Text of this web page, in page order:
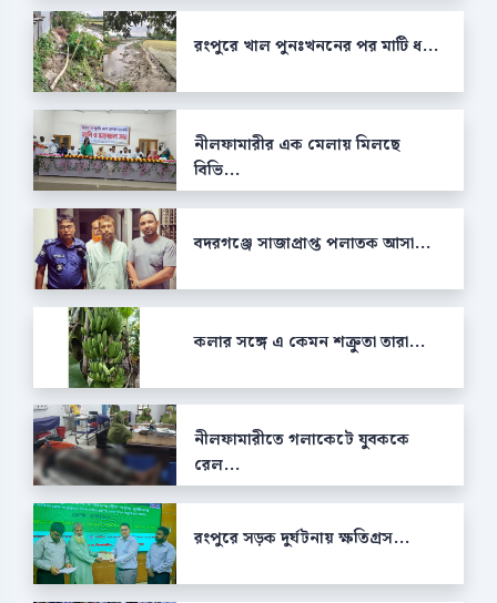
রংপুরে খাল পুনঃখননের পর মাটি ধ...
নীলফামারীর এক মেলায় মিলছে
বিভি...
বদরগঞ্জে সাজাপ্রাপ্ত পলাতক আসা...
কলার সঙ্গে এ কেমন শক্রুতা তারা...
নীলফামারীতে গলাকেটে যুবককে
রেল...
রংপুরে সড়ক দুর্ঘটনায় ক্ষতিগ্রস...